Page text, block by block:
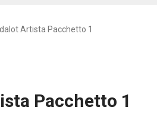
Artista Pacchetto 1
Pacchetto 1